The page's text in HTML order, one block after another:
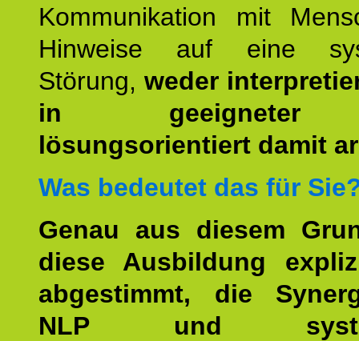
Kommunikation mit
Hinweise auf eine
Störung, weder
in geeigneter
lösungsorientiert damit
Was bedeutet das für
Genau aus diesem
diese Ausbildung
abgestimmt, die
NLP und